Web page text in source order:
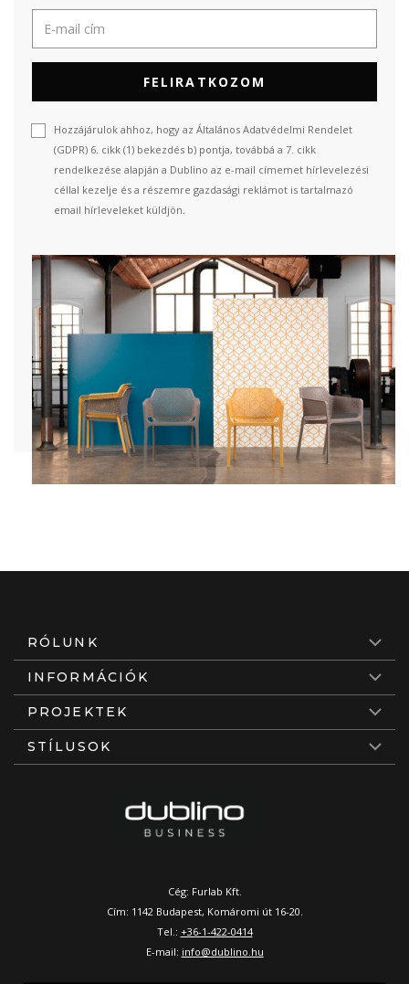
FELIRATKOZOM
Hozzájárulok ahhoz, hogy az Általános Adatvédelmi Rendelet
(GDPR) 6. cikk (1) bekezdés b) pontja, továbbá a 7. cikk
rendelkezése alapján a Dublino az e-mail címemet hírlevelezési
céllal kezelje és a részemre gazdasági reklámot is tartalmazó
email hírleveleket küldjön.
RÓLUNK
INFORMÁCIÓK
PROJEKTEK
STÍLUSOK
Cég: Furlab Kft.
Cím: 1142 Budapest, Komáromi út 16-20.
Tel.: +36-1-422-0414
E-mail: info@dublino.hu